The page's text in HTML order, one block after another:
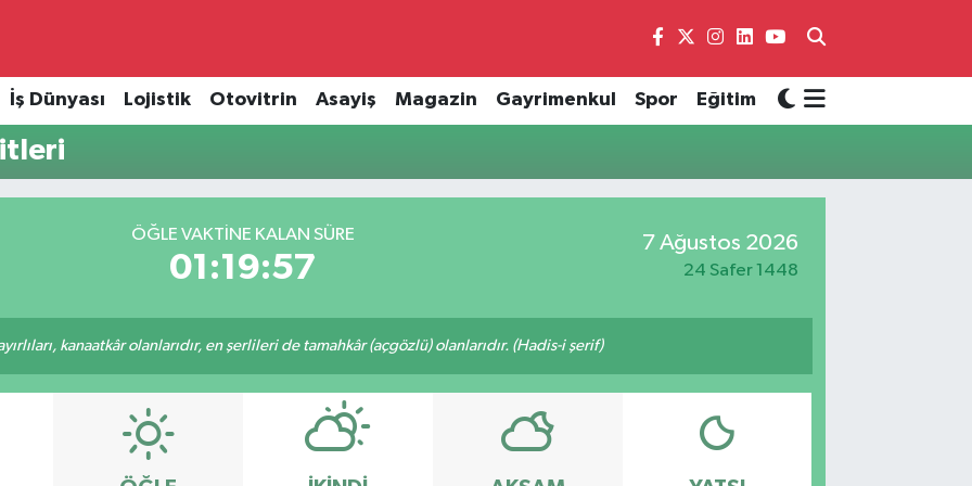
İş Dünyası Lojistik Otovitrin Asayiş Magazin Gayrimenkul Spor Eğitim
ÖĞLE VAKTINE KALAN SÜRE
01:19:57
7 Ağustos 2026
24 Safer 1448
kanaatkâr olanlarıdır, en şerlileri de tamahkâr (açgözlü) olanlarıdır. (Hadis-i şerif)